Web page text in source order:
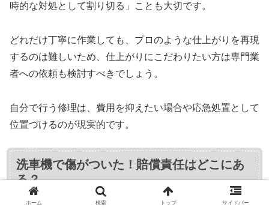
時的な対処として割り切る」ことも大切です。
どれだけ丁寧に作業しても、プロのような仕上がりを再現
するのは難しいため、仕上がりにこだわりたい方は専門業
者への依頼も検討すべきでしょう。
自分で行う修理は、費用を抑えたい場合や応急処置として
位置づけるのが現実的です。
洗車機で傷がついた！賠償責任はどこにあ
る？
ホーム 検索 トップ サイドバー